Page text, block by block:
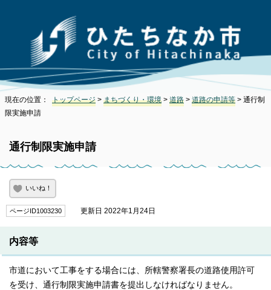
現在の位置： トップページ > まちづくり・環境 > 道路 > 道路の申請等 > 通行制
限実施申請
通行制限実施申請
いいね！
ページID1003230 更新日 2022年1月24日
内容等
市道において工事をする場合には、所轄警察署長の道路使用許可
を受け、通行制限実施申請書を提出しなければなりません。